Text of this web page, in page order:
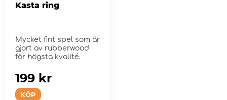
Kasta ring
Mycket fint spel som är
gjort av rubberwood
för högsta kvalité.
KÖP
199 kr